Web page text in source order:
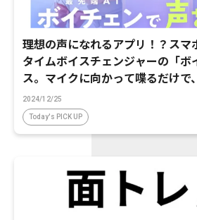
理想の声になれるアプリ！？スマ
タイムボイスチェンジャーの「ボ
ス。マイクに向かって喋るだけで
ケボ風に音声変換が可能に。
2024/12/25
Today's PICK UP